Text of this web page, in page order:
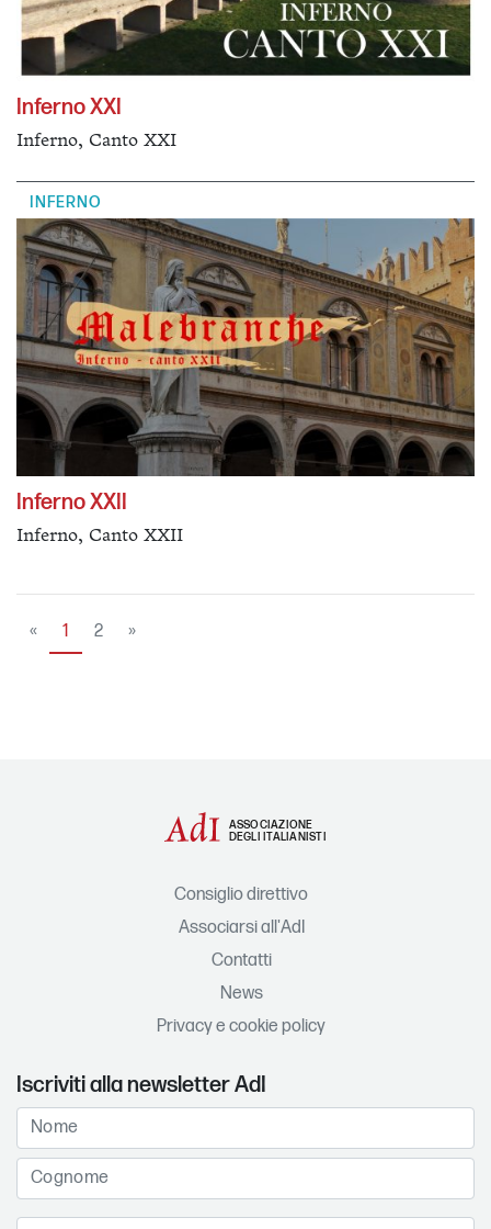
Inferno XXI
Inferno, Canto XXI
INFERNO
Inferno XXII
Inferno, Canto XXII
« 1 2 »
ASSOCIAZIONE
DEGLI ITALIANISTI
Consiglio direttivo
Associarsi all'AdI
Contatti
News
Privacy e cookie policy
Iscriviti alla newsletter AdI